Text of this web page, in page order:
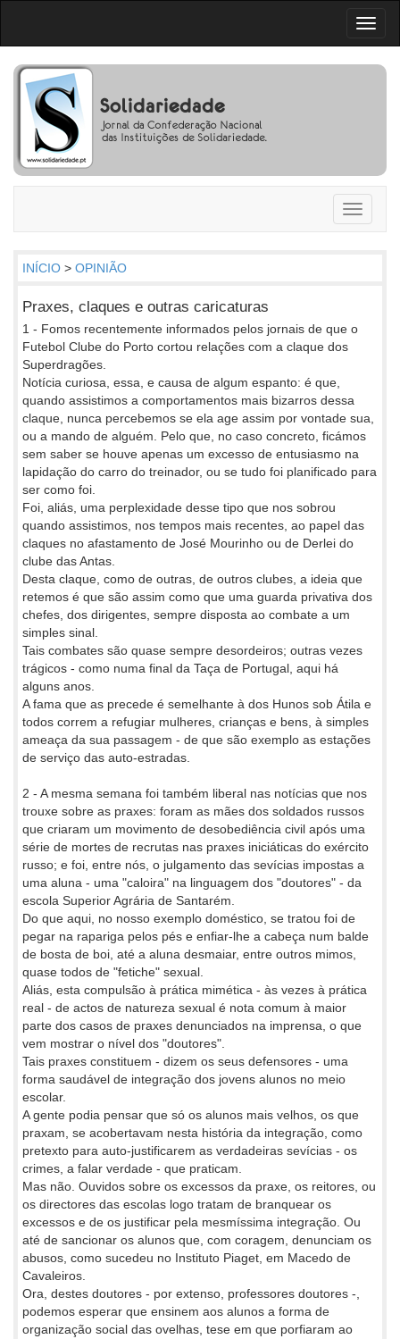
Toggle
INÍCIO > OPINIÃO
Praxes, claques e outras caricaturas
1 - Fomos recentemente informados pelos jornais de que o
Futebol Clube do Porto cortou relações com a claque dos
Superdragões.
Notícia curiosa, essa, e causa de algum espanto: é que,
quando assistimos a comportamentos mais bizarros dessa
claque, nunca percebemos se ela age assim por vontade sua,
ou a mando de alguém. Pelo que, no caso concreto, ficámos
sem saber se houve apenas um excesso de entusiasmo na
lapidação do carro do treinador, ou se tudo foi planificado para
ser como foi.
Foi, aliás, uma perplexidade desse tipo que nos sobrou
quando assistimos, nos tempos mais recentes, ao papel das
claques no afastamento de José Mourinho ou de Derlei do
clube das Antas.
Desta claque, como de outras, de outros clubes, a ideia que
retemos é que são assim como que uma guarda privativa dos
chefes, dos dirigentes, sempre disposta ao combate a um
simples sinal.
Tais combates são quase sempre desordeiros; outras vezes
trágicos - como numa final da Taça de Portugal, aqui há
alguns anos.
A fama que as precede é semelhante à dos Hunos sob Átila e
todos correm a refugiar mulheres, crianças e bens, à simples
ameaça da sua passagem - de que são exemplo as estações
de serviço das auto-estradas.
2 - A mesma semana foi também liberal nas notícias que nos
trouxe sobre as praxes: foram as mães dos soldados russos
que criaram um movimento de desobediência civil após uma
série de mortes de recrutas nas praxes iniciáticas do exército
russo; e foi, entre nós, o julgamento das sevícias impostas a
uma aluna - uma "caloira" na linguagem dos "doutores" - da
escola Superior Agrária de Santarém.
Do que aqui, no nosso exemplo doméstico, se tratou foi de
pegar na rapariga pelos pés e enfiar-lhe a cabeça num balde
de bosta de boi, até a aluna desmaiar, entre outros mimos,
quase todos de "fetiche" sexual.
Aliás, esta compulsão à prática mimética - às vezes à prática
real - de actos de natureza sexual é nota comum à maior
parte dos casos de praxes denunciados na imprensa, o que
vem mostrar o nível dos "doutores".
Tais praxes constituem - dizem os seus defensores - uma
forma saudável de integração dos jovens alunos no meio
escolar.
A gente podia pensar que só os alunos mais velhos, os que
praxam, se acobertavam nesta história da integração, como
pretexto para auto-justificarem as verdadeiras sevícias - os
crimes, a falar verdade - que praticam.
Mas não. Ouvidos sobre os excessos da praxe, os reitores, ou
os directores das escolas logo tratam de branquear os
excessos e de os justificar pela mesmíssima integração. Ou
até de sancionar os alunos que, com coragem, denunciam os
abusos, como sucedeu no Instituto Piaget, em Macedo de
Cavaleiros.
Ora, destes doutores - por extenso, professores doutores -,
podemos esperar que ensinem aos alunos a forma de
organização social das ovelhas, tese em que porfiaram ao